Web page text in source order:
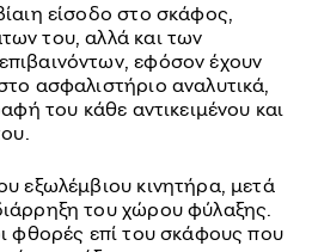
είσοδο στο σκάφος,
του, αλλά και των
εφόσον έχουν
ασφαλιστήριο αναλυτικά,
του κάθε αντικειμένου και
εξωλέμβιου κινητήρα, μετά
του χώρου φύλαξης.
φθορές επί του σκάφους που